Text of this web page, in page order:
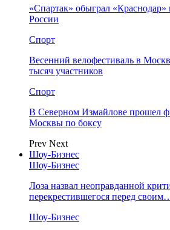
«Спартак» обыграл «Краснодар»
России
Спорт
Весенний велофестиваль в
тысяч участников
Спорт
В Северном Измайлове прошел
Москвы по боксу
Prev Next
Шоу-Бизнес
Шоу-Бизнес
Лоза назвал неоправданной
перекрестившегося перед
Шоу-Бизнес